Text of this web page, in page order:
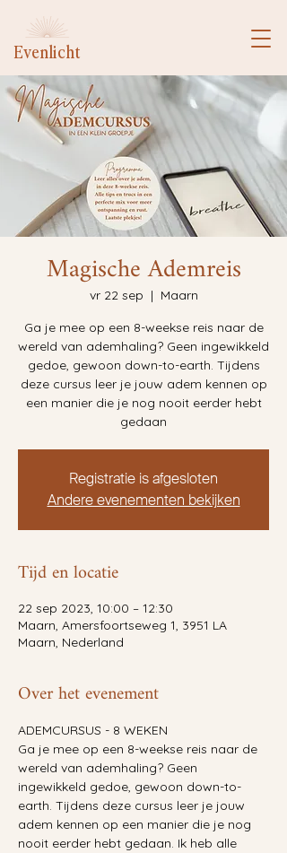
Evenlicht
Magische Ademreis
vr 22 sep
  |
Maarn
Ga je mee op een 8-weekse reis naar de
wereld van ademhaling? Geen ingewikkeld
gedoe, gewoon down-to-earth. Tijdens
deze cursus leer je jouw adem kennen op
een manier die je nog nooit eerder hebt
gedaan
Registratie is afgesloten
Andere evenementen bekijken
Tijd en locatie
22 sep 2023, 10:00 – 12:30
Maarn, Amersfoortseweg 1, 3951 LA
Maarn, Nederland
Over het evenement
ADEMCURSUS - 8 WEKEN
Ga je mee op een 8-weekse reis naar de
wereld van ademhaling? Geen
ingewikkeld gedoe, gewoon down-to-
earth. Tijdens deze cursus leer je jouw
adem kennen op een manier die je nog
nooit eerder hebt gedaan. Ik heb alle